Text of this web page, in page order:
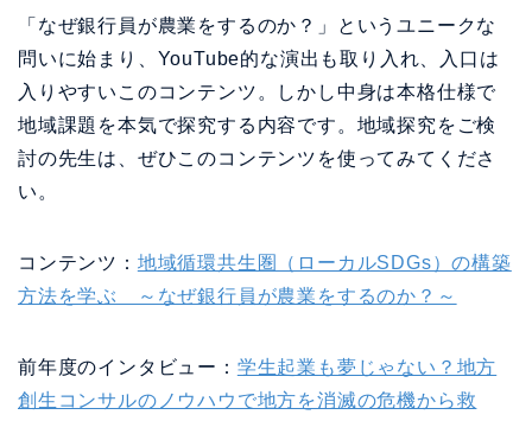
「なぜ銀行員が農業をするのか？」というユニークな
問いに始まり、YouTube的な演出も取り入れ、入口は
入りやすいこのコンテンツ。しかし中身は本格仕様で
地域課題を本気で探究する内容です。地域探究をご検
討の先生は、ぜひこのコンテンツを使ってみてくださ
い。
コンテンツ： 地域循環共生圏（ローカルSDGs）の構築
方法を学ぶ ～なぜ銀行員が農業をするのか？～
前年度のインタビュー： 学生起業も夢じゃない？地方
創生コンサルのノウハウで地方を消滅の危機から救